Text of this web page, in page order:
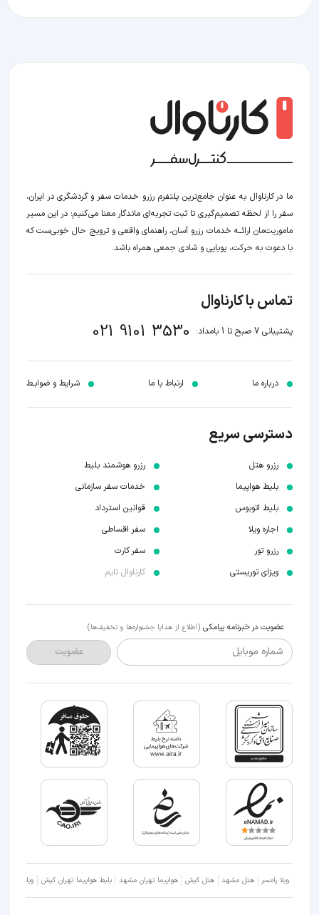
ما در کارناوال به عنوان جامع‌ترین پلتفرم رزرو خدمات سفر و گردشگری در ایران،
سفر را از لحظه‌ تصمیم‌گیری تا ثبت تجربه‌ای ماندگار معنا می‌کنیم؛ در این مسیر‍
ماموریت‌مان اراﺋــﻪ خدمات رزرو آسان، راهنمای واقعی و ترویج حال خوبی‌ست که
با دعوت به حرکت، پویایی و شادی جمعی همراه باشد.
تماس با کارناوال
پشتیبانی 7 صبح تا 1 بامداد: 021 9101 3530
درباره ما ارتباط با ما شرایط و ضوابـط
دسترسی سریع
رزرو هتل
بلیط هواپیما
بلیط اتوبوس
اجاره ویلا
رزرو تور
ویزای توریستی
رزرو هوشمند بلیط
خدمات سفر سازمانی
قوانین استرداد
سفر اقساطی
سفر کارت
کارناوال تایم
عضویت در خبرنامه پیامکی (اطلاع از هدایا جشنواره‌ها و تخفیف‌ها)
شماره موبایل عضویت
ویلا رامسر هتل مشهد هتل کیش هواپیما تهران مشهد بلیط هواپیما تهران کیش ویلا شمال